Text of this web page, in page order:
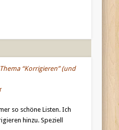
“Korrigieren” (und
so schöne Listen. Ich
hinzu. Speziell